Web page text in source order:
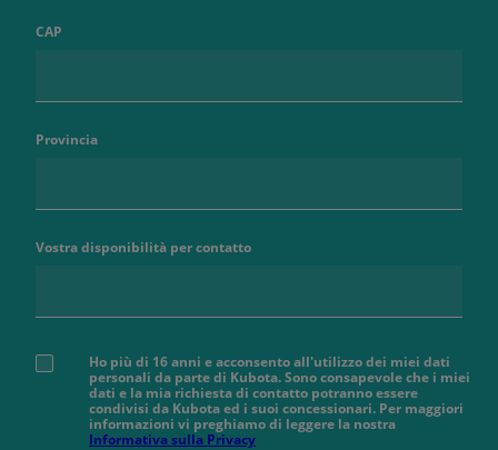
CAP
Provincia
Vostra disponibilità per contatto
Ho più di 16 anni e acconsento all'utilizzo dei miei dati
personali da parte di Kubota. Sono consapevole che i miei
dati e la mia richiesta di contatto potranno essere
condivisi da Kubota ed i suoi concessionari. Per maggiori
informazioni vi preghiamo di leggere la nostra
Informativa sulla Privacy